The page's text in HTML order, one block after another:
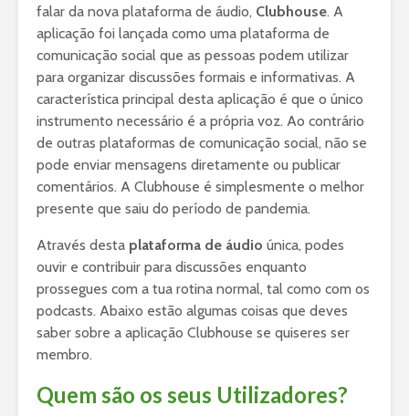
falar da nova plataforma de áudio, Clubhouse. A
aplicação foi lançada como uma plataforma de
comunicação social que as pessoas podem utilizar
para organizar discussões formais e informativas. A
característica principal desta aplicação é que o único
instrumento necessário é a própria voz. Ao contrário
de outras plataformas de comunicação social, não se
pode enviar mensagens diretamente ou publicar
comentários. A Clubhouse é simplesmente o melhor
presente que saiu do período de pandemia.
Através desta plataforma de áudio única, podes
ouvir e contribuir para discussões enquanto
prossegues com a tua rotina normal, tal como com os
podcasts. Abaixo estão algumas coisas que deves
saber sobre a aplicação Clubhouse se quiseres ser
membro.
Quem são os seus Utilizadores?